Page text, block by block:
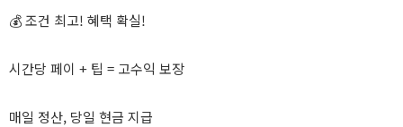
💰 조건 최고! 혜택 확실!
시간당 페이 + 팁 = 고수익 보장
매일 정산, 당일 현금 지급